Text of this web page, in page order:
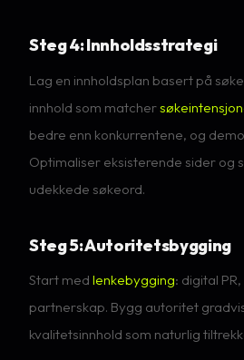
Steg 4: Innholdsstrategi
Lag en innholdsplan basert på
innhold som matcher
bedre enn konkurrentene, og
Optimaliser eksisterende sider og
udekkede søkeord.
Steg 5: Autoritetsbygging
Start med lenkebygging: digital
partnerskap. Bygg autoritet
kvalitetsinnhold som naturlig